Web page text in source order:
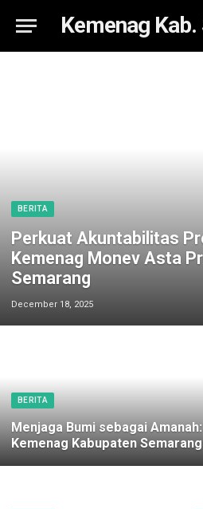
Kemenag
BERITA
Perkuat Akuntabilitas
Kemenag Monev Asta
Semarang
December 18, 2025
BERITA
Menjaga Bumi sebagai
Kemenag Kabupaten